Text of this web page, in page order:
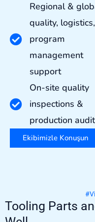
Regional &
quality, logistics,
program
management
support
On-site quality
inspections &
production
Ekibimizle Konuşun
Tooling Parts